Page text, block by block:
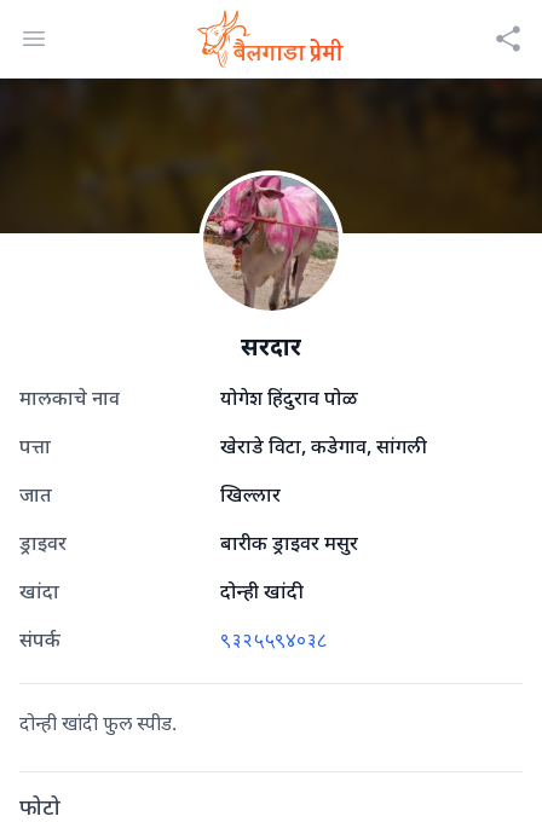
Open menu
सरदार
मालकाचे नाव
योगेश हिंदुराव पोळ
पत्ता
खेराडे विटा, कडेगाव, सांगली
जात
खिल्लार
ड्राइवर
बारीक ड्राइवर मसुर
खांदा
दोन्ही खांदी
संपर्क
९३२५५९४०३८
दोन्ही खांदी फुल स्पीड.
फोटो